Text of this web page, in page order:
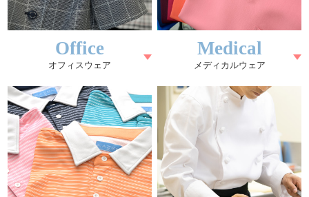
Office
オフィスウェア
Medical
メディカルウェア